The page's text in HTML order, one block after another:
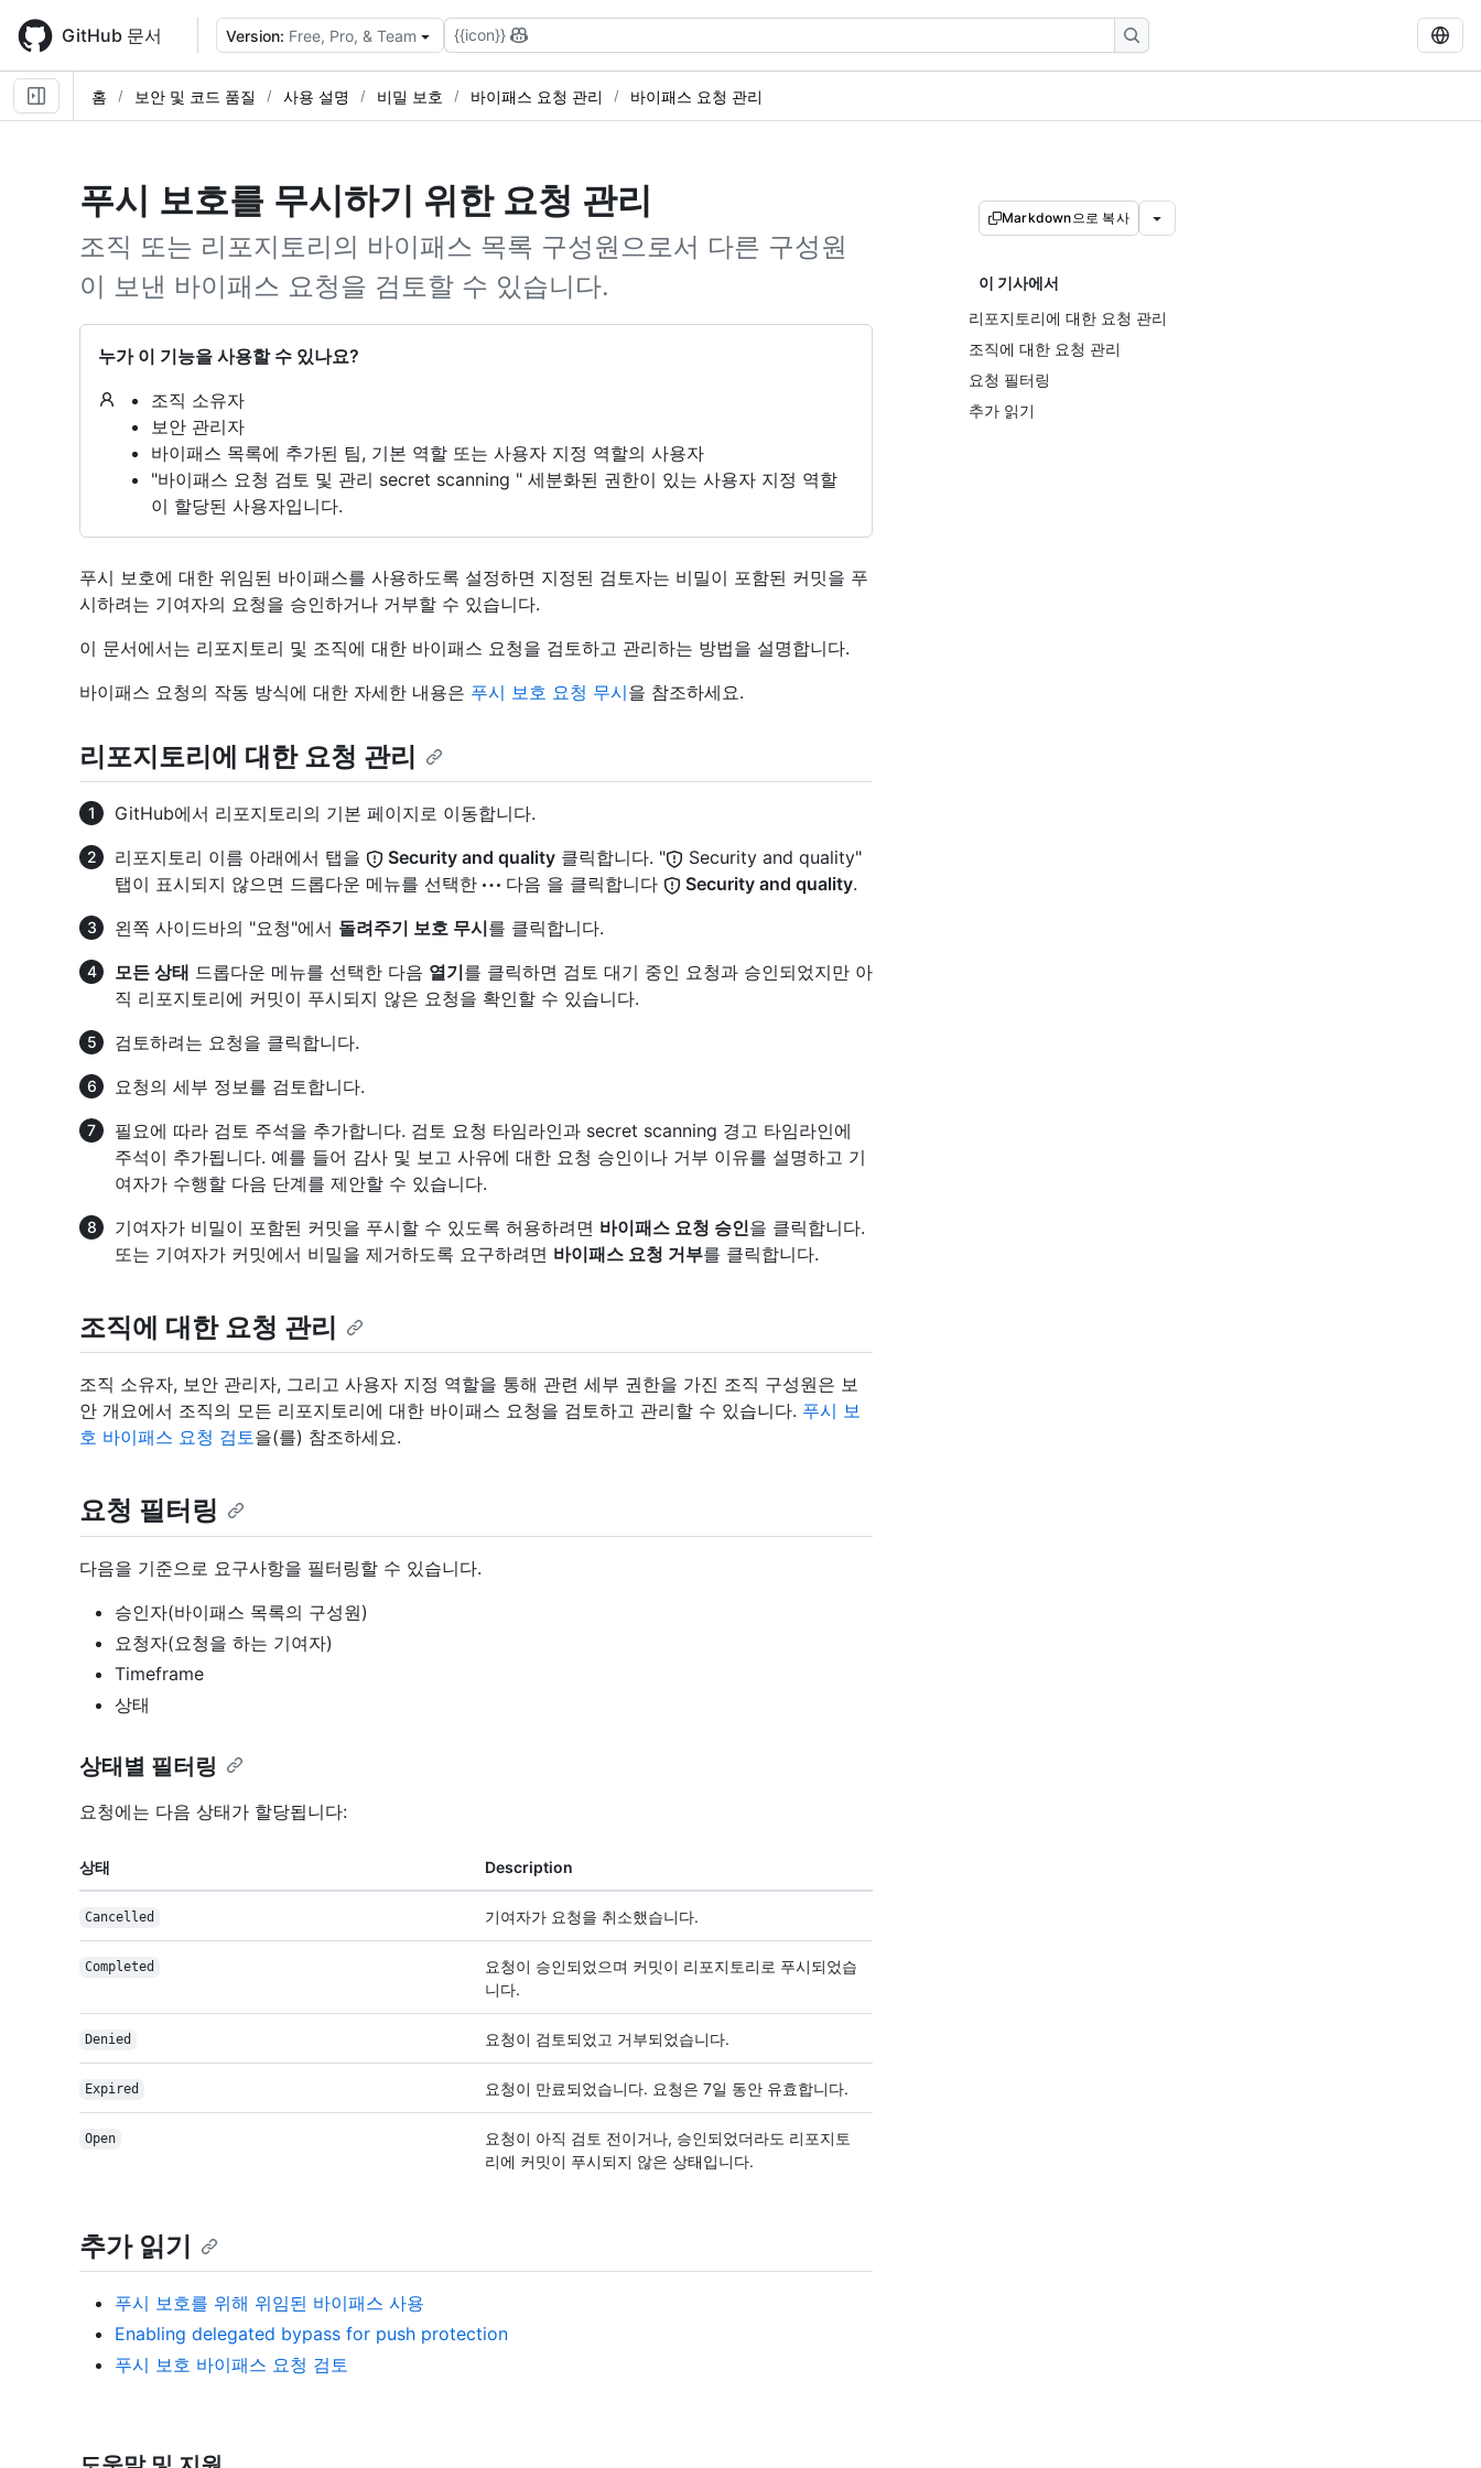
main
content
GitHub 문서 Version: Free, Pro, & Team {{icon}}
홈 보안 및 코드 품질 사용 설명 비밀 보호 바이패스 요청 관리 바이패스 요청 관리
푸시 보호를 무시하기 위한 요청 관리
조직 또는 리포지토리의 바이패스 목록 구성원으로서 다른 구성원
이 보낸 바이패스 요청을 검토할 수 있습니다.
누가 이 기능을 사용할 수 있나요?
조직 소유자
보안 관리자
바이패스 목록에 추가된 팀, 기본 역할 또는 사용자 지정 역할의 사용자
"바이패스 요청 검토 및 관리 secret scanning " 세분화된 권한이 있는 사용자 지정 역할
이 할당된 사용자입니다.
Markdown으로 복사
이 기사에서
리포지토리에 대한 요청 관리
조직에 대한 요청 관리
요청 필터링
추가 읽기
푸시 보호에 대한 위임된 바이패스를 사용하도록 설정하면 지정된 검토자는 비밀이 포함된 커밋을 푸
시하려는 기여자의 요청을 승인하거나 거부할 수 있습니다.
이 문서에서는 리포지토리 및 조직에 대한 바이패스 요청을 검토하고 관리하는 방법을 설명합니다.
바이패스 요청의 작동 방식에 대한 자세한 내용은 푸시 보호 요청 무시을 참조하세요.
리포지토리에 대한 요청 관리
GitHub에서 리포지토리의 기본 페이지로 이동합니다.
리포지토리 이름 아래에서 탭을
Security and quality 클릭합니다. "
Security and quality"
탭이 표시되지 않으면 드롭다운 메뉴를 선택한
다음 을 클릭합니다 Security and quality.
왼쪽 사이드바의 "요청"에서 돌려주기 보호 무시를 클릭합니다.
모든 상태 드롭다운 메뉴를 선택한 다음 열기를 클릭하면 검토 대기 중인 요청과 승인되었지만 아
직 리포지토리에 커밋이 푸시되지 않은 요청을 확인할 수 있습니다.
검토하려는 요청을 클릭합니다.
요청의 세부 정보를 검토합니다.
필요에 따라 검토 주석을 추가합니다. 검토 요청 타임라인과 secret scanning 경고 타임라인에
주석이 추가됩니다. 예를 들어 감사 및 보고 사유에 대한 요청 승인이나 거부 이유를 설명하고 기
여자가 수행할 다음 단계를 제안할 수 있습니다.
기여자가 비밀이 포함된 커밋을 푸시할 수 있도록 허용하려면 바이패스 요청 승인을 클릭합니다.
또는 기여자가 커밋에서 비밀을 제거하도록 요구하려면 바이패스 요청 거부를 클릭합니다.
조직에 대한 요청 관리
조직 소유자, 보안 관리자, 그리고 사용자 지정 역할을 통해 관련 세부 권한을 가진 조직 구성원은 보
안 개요에서 조직의 모든 리포지토리에 대한 바이패스 요청을 검토하고 관리할 수 있습니다. 푸시 보
호 바이패스 요청 검토을(를) 참조하세요.
요청 필터링
다음을 기준으로 요구사항을 필터링할 수 있습니다.
승인자(바이패스 목록의 구성원)
요청자(요청을 하는 기여자)
Timeframe
상태
상태별 필터링
요청에는 다음 상태가 할당됩니다:
상태 Description
Cancelled 기여자가 요청을 취소했습니다.
Completed
요청이 승인되었으며 커밋이 리포지토리로 푸시되었습
니다.
Denied 요청이 검토되었고 거부되었습니다.
Expired 요청이 만료되었습니다. 요청은 7일 동안 유효합니다.
Open
요청이 아직 검토 전이거나, 승인되었더라도 리포지토
리에 커밋이 푸시되지 않은 상태입니다.
추가 읽기
푸시 보호를 위해 위임된 바이패스 사용
Enabling delegated bypass for push protection
푸시 보호 바이패스 요청 검토